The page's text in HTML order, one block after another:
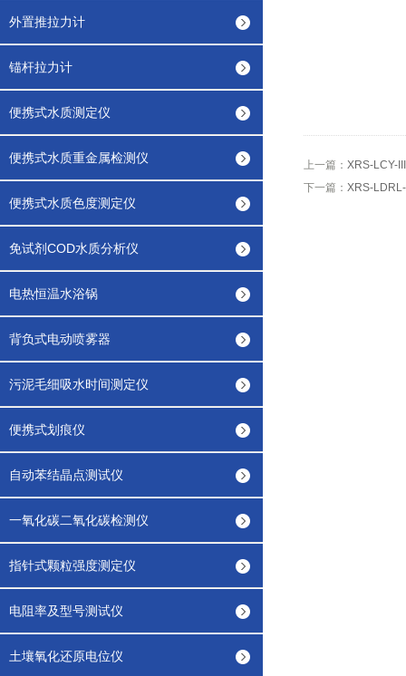
外置推拉力计
锚杆拉力计
便携式水质测定仪
便携式水质重金属检测仪
便携式水质色度测定仪
免试剂COD水质分析仪
电热恒温水浴锅
背负式电动喷雾器
污泥毛细吸水时间测定仪
便携式划痕仪
自动苯结晶点测试仪
一氧化碳二氧化碳检测仪
指针式颗粒强度测定仪
电阻率及型号测试仪
土壤氧化还原电位仪
上一篇： XRS-LCY-
下一篇： XRS-